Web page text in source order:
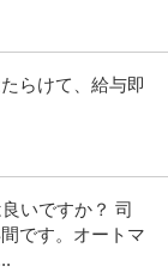
らけて、給与即
いですか？ 司
です。オートマ